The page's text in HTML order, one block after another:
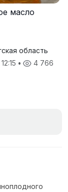
масло
область
• 4 766